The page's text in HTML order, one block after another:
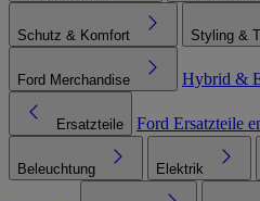
Schutz & Komfort Styling &
Ford Merchandise Hybrid &
Ersatzteile Ford Ersatzteile
Beleuchtung Elektrik